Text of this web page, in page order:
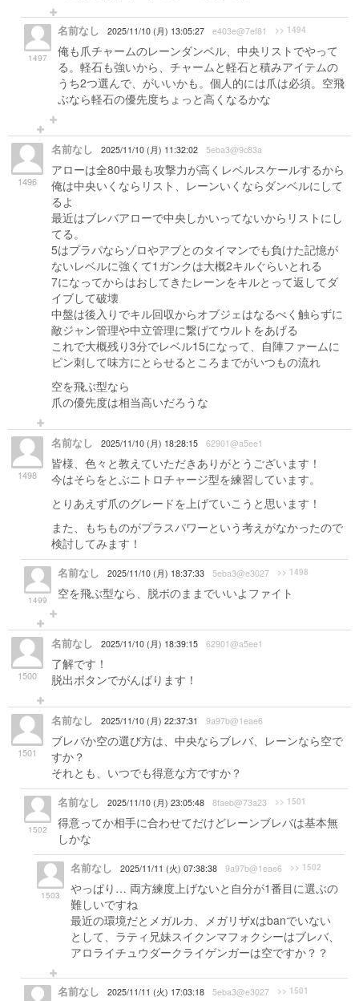
1497
名前なし 2025/11/10 (月) 13:05:27 e403e@7ef81 >> 1494
俺も爪チャームのレーンダンベル、中央リストでやって
る。軽石も強いから、チャームと軽石と積みアイテムの
うち2つ選んで、がいいかも。個人的には爪は必須。空飛
ぶなら軽石の優先度ちょっと高くなるかな
1496
名前なし 2025/11/10 (月) 11:32:02 5eba3@9c83a
アローは全80中最も攻撃力が高くレベルスケールするから
俺は中央いくならリスト、レーンいくならダンベルにして
るよ
最近はブレバアローで中央しかいってないからリストにし
てる。
5はプラパならゾロやアブとのタイマンでも負けた記憶が
ないレベルに強くて1ガンクは大概2キルぐらいとれる
7になってからはおしてきたレーンをキルとって返してダ
イブして破壊
中盤は後入りでキル回収からオブジェはなるべく触らずに
敵ジャン管理や中立管理に繋げてウルトをあげる
これで大概残り3分でレベル15になって、自陣ファームに
ピン刺して味方にとらせるところまでがいつもの流れ
空を飛ぶ型なら
爪の優先度は相当高いだろうな
1498
名前なし 2025/11/10 (月) 18:28:15 62901@a5ee1
皆様、色々と教えていただきありがとうございます！
今はそらをとぶニトロチャージ型を練習しています。
とりあえず爪のグレードを上げていこうと思います！
また、もちものがプラスパワーという考えがなかったので
検討してみます！
1499
名前なし 2025/11/10 (月) 18:37:33 5eba3@e3027 >> 1498
空を飛ぶ型なら、脱ボのままでいいよファイト
1500
名前なし 2025/11/10 (月) 18:39:15 62901@a5ee1
了解です！
脱出ボタンでがんばります！
1501
名前なし 2025/11/10 (月) 22:37:31 9a97b@1eae6
ブレバか空の選び方は、中央ならブレバ、レーンなら空で
すか？
それとも、いつでも得意な方ですか？
1502
名前なし 2025/11/10 (月) 23:05:48 8faeb@73a23 >> 1501
得意ってか相手に合わせてだけどレーンブレバは基本無
しかな
1503
名前なし 2025/11/11 (火) 07:38:38 9a97b@1eae6 >> 1502
やっぱり… 両方練度上げないと自分が1番目に選ぶの
難しいですね
最近の環境だとメガルカ、メガリザxはbanでいない
として、ラティ兄妹スイクンマフォクシーはブレバ、
アロライチュウダークライゲンガーは空ですか？？
名前なし 2025/11/11 (火) 17:03:18 5eba3@e3027 >> 1501